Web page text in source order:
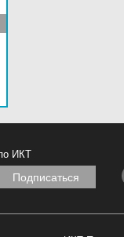
ИКТ